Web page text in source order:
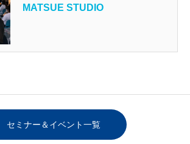
MATSUE STUDIO
セミナー＆イベント一覧